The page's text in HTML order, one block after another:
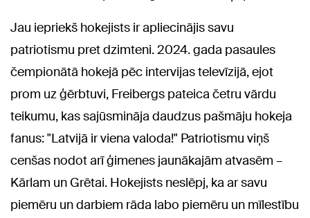
Jau iepriekš hokejists ir apliecinājis savu
patriotismu pret dzimteni. 2024. gada pasaules
čempionātā hokejā pēc intervijas televīzijā, ejot
prom uz ģērbtuvi, Freibergs pateica četru vārdu
teikumu, kas sajūsmināja daudzus pašmāju hokeja
fanus: "Latvijā ir viena valoda!" Patriotismu viņš
cenšas nodot arī ģimenes jaunākajām atvasēm –
Kārlam un Grētai. Hokejists neslēpj, ka ar savu
piemēru un darbiem rāda labo piemēru un mīlestību